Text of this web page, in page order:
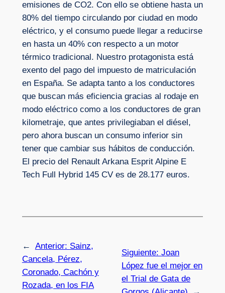
emisiones de CO2. Con ello se obtiene hasta un
80% del tiempo circulando por ciudad en modo
eléctrico, y el consumo puede llegar a reducirse
en hasta un 40% con respecto a un motor
térmico tradicional. Nuestro protagonista está
exento del pago del impuesto de matriculación
en España. Se adapta tanto a los conductores
que buscan más eficiencia gracias al rodaje en
modo eléctrico como a los conductores de gran
kilometraje, que antes privilegiaban el diésel,
pero ahora buscan un consumo inferior sin
tener que cambiar sus hábitos de conducción.
El precio del Renault Arkana Esprit Alpine E
Tech Full Hybrid 145 CV es de 28.177 euros.
← Anterior: Sainz,
Cancela, Pérez,
Coronado, Cachón y
Rozada, en los FIA
Siguiente:Joan
López fue el mejor en
el Trial de Gata de